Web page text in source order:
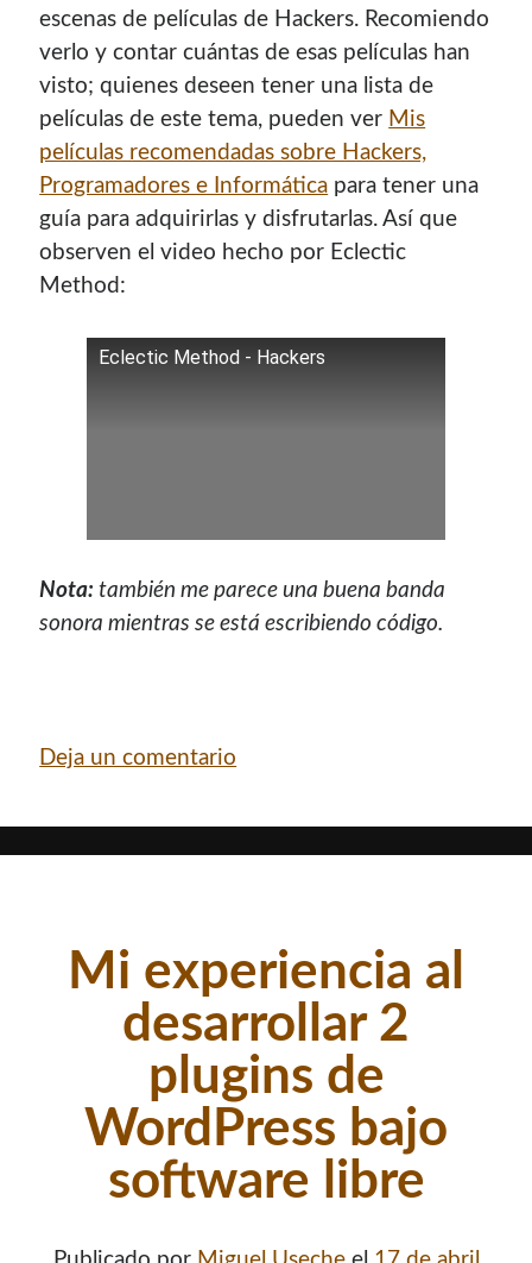
GNU/Linux
Humor Geek
Tutoriales
Descargas
El Autor
Blogroll Geek
El Blog de Luis0
escenas de películas de Hackers. Recomiendo
verlo y contar cuántas de esas películas han
visto; quienes deseen tener una lista de
películas de este tema, pueden ver Mis
películas recomendadas sobre Hackers,
Programadores e Informática para tener una
guía para adquirirlas y disfrutarlas. Así que
observen el video hecho por Eclectic
Method:
Eclectic Method - Hackers
Nota: también me parece una buena banda
sonora mientras se está escribiendo código.
Deja un comentario
Mi experiencia al
desarrollar 2
plugins de
WordPress bajo
software libre